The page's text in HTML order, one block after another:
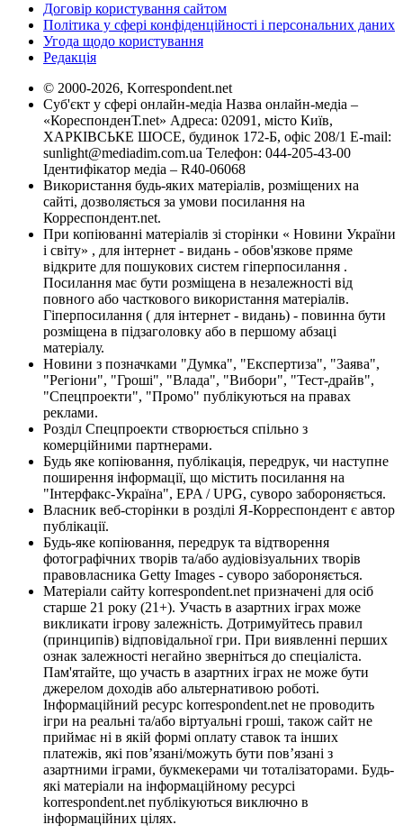
Договір користування сайтом
Політика у сфері конфіденційності і персональних даних
Угода щодо користування
Редакція
© 2000-2026, Korrespondent.net
Суб'єкт у сфері онлайн-медіа Назва онлайн-медіа –
«КореспонденТ.net» Адреса: 02091, місто Київ,
ХАРКІВСЬКЕ ШОСЕ, будинок 172-Б, офіс 208/1 E-mail:
sunlight@mediadim.com.ua Телефон: 044-205-43-00
Ідентифікатор медіа – R40-06068
Використання будь-яких матеріалів, розміщених на
сайті, дозволяється за умови посилання на
Корреспондент.net.
При копіюванні матеріалів зі сторінки « Новини України
і світу» , для інтернет - видань - обов'язкове пряме
відкрите для пошукових систем гіперпосилання .
Посилання має бути розміщена в незалежності від
повного або часткового використання матеріалів.
Гіперпосилання ( для інтернет - видань) - повинна бути
розміщена в підзаголовку або в першому абзаці
матеріалу.
Новини з позначками "Думка", "Експертиза", "Заява",
"Регіони", "Гроші", "Влада", "Вибори", "Тест-драйв",
"Спецпроекти", "Промо" публікуються на правах
реклами.
Розділ Спецпроекти створюється спільно з
комерційними партнерами.
Будь яке копіювання, публікація, передрук, чи наступне
поширення інформації, що містить посилання на
"Інтерфакс-Україна", EPA / UPG, суворо забороняється.
Власник веб-сторінки в розділі Я-Корреспондент є автор
публікації.
Будь-яке копіювання, передрук та відтворення
фотографічних творів та/або аудіовізуальних творів
правовласника Getty Images - суворо забороняється.
Матеріали сайту korrespondent.net призначені для осіб
старше 21 року (21+). Участь в азартних іграх може
викликати ігрову залежність. Дотримуйтесь правил
(принципів) відповідальної гри. При виявленні перших
ознак залежності негайно зверніться до спеціаліста.
Пам'ятайте, що участь в азартних іграх не може бути
джерелом доходів або альтернативою роботі.
Інформаційний ресурс korrespondent.net не проводить
ігри на реальні та/або віртуальні гроші, також сайт не
приймає ні в якій формі оплату ставок та інших
платежів, які пов’язані/можуть бути пов’язані з
азартними іграми, букмекерами чи тоталізаторами. Будь-
які матеріали на інформаційному ресурсі
korrespondent.net публікуються виключно в
інформаційних цілях.